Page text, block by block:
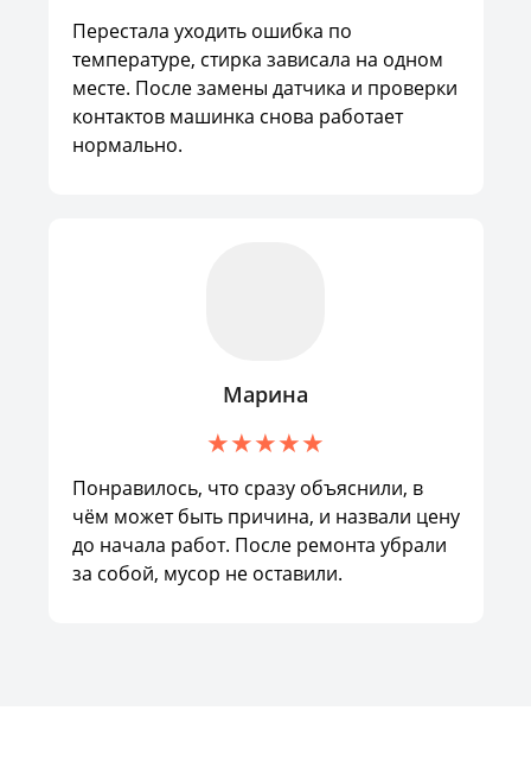
Перестала уходить ошибка по
температуре, стирка зависала на одном
месте. После замены датчика и проверки
контактов машинка снова работает
нормально.
Марина
Понравилось, что сразу объяснили, в
чём может быть причина, и назвали цену
до начала работ. После ремонта убрали
за собой, мусор не оставили.